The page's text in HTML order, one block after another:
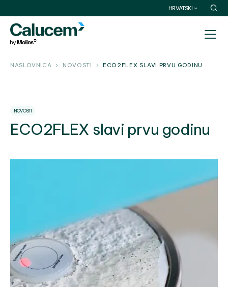
HRVATSKI
NASLOVNICA NOVOSTI ECO2FLEX SLAVI PRVU GODINU
NOVOSTI
ECO2FLEX slavi prvu godinu